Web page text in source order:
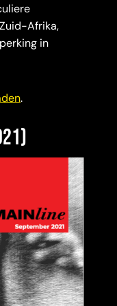
Afrika,
in
.